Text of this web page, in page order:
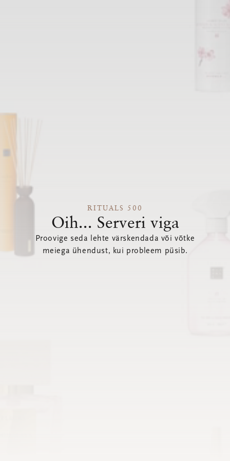
RITUALS 500
Oih... Serveri viga
Proovige seda lehte värskendada või võtke
meiega ühendust, kui probleem püsib.